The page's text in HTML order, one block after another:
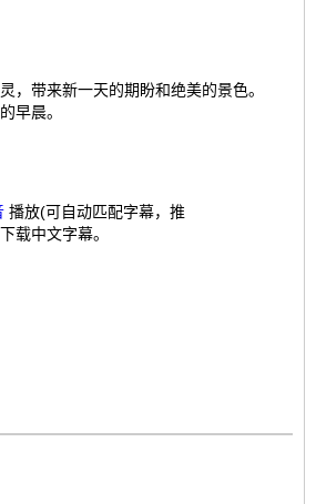
，带来新一天的期盼和绝美的景色。
早晨。
播放(可自动匹配字幕，推
下载中文字幕。